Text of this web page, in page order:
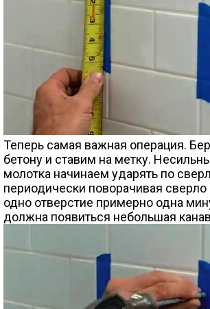
Теперь самая важная операция.
бетону и ставим на метку.
молотка начинаем ударять по
периодически поворачивая
одно отверстие примерно одна
должна появиться небольшая